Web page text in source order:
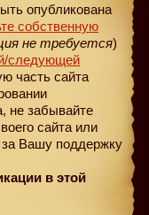
опубликована
собственную
не требуется)
/следующей
часть сайта
не забывайте
сайта или
Вашу поддержку
в этой